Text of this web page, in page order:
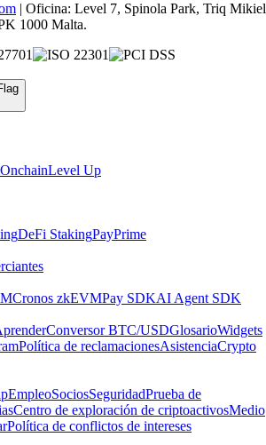
| Oficina: Level 7, Spinola Park, Triq Mikiel
1000 Malta.
OnchainLevel Up
DeFi StakingPayPrime
Cronos zkEVMPay SDKAI Agent SDK
Conversor BTC/USDGlosarioWidgets
Política de reclamacionesAsistenciaCrypto
EmpleoSociosSeguridadPrueba de
Centro de exploración de criptoactivosMedio
Política de conflictos de intereses